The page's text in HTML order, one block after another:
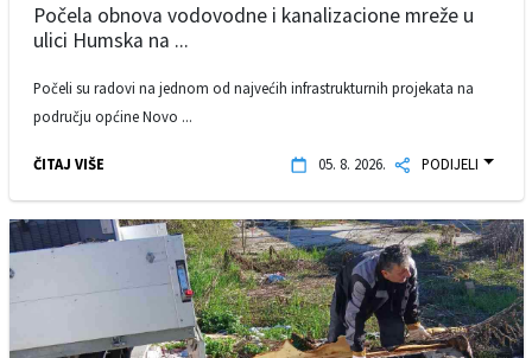
Počela obnova vodovodne i kanalizacione mreže u
ulici Humska na ...
Počeli su radovi na jednom od najvećih infrastrukturnih projekata na
području općine Novo ...
ČITAJ VIŠE 05. 8. 2026. PODIJELI